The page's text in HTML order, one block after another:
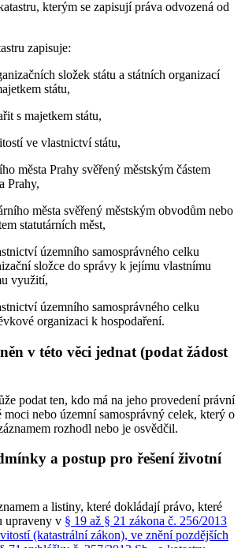
kterým se zapisují práva odvozená od
zapisuje:
složek státu a státních organizací
státu,
s majetkem státu,
ve vlastnictví státu,
města Prahy svěřený městským částem
Prahy,
města svěřený městským obvodům nebo
statutárních měst,
územního samosprávného celku
složce do správy k jejímu vlastnímu
využití,
územního samosprávného celku
organizaci k hospodaření.
v této věci jednat (podat žádost
podat ten, kdo má na jeho provedení právní
moci nebo územní samosprávný celek, který o
rozhodl nebo je osvědčil.
a postup pro řešení životní
a listiny, které dokládají právo, které
upraveny v § 19 až § 21 zákona č. 256/2013
(katastrální zákon), ve znění pozdějších